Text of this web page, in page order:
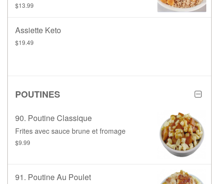
$13.99
Assiette Keto
$19.49
POUTINES
90. Poutine Classique
Frites avec sauce brune et fromage
$9.99
91. Poutine Au Poulet